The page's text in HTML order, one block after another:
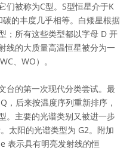
们被称为C型。S型恒星介于K
的丰度几乎相等。白矮星根据
；所有这些类型都以字母 D 开
线的大质量高温恒星被分为一
、WO）。
台的第一次现代分类尝试。最
，后来按温度序列重新排序，
。主要的光谱类别又被进一步
太阳的光谱类型为 G2。附加
表示具有明亮发射线的恒